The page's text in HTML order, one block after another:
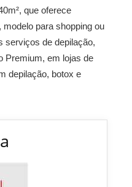
que oferece
para shopping ou
serviços de depilação,
Premium, em lojas de
depilação, botox e